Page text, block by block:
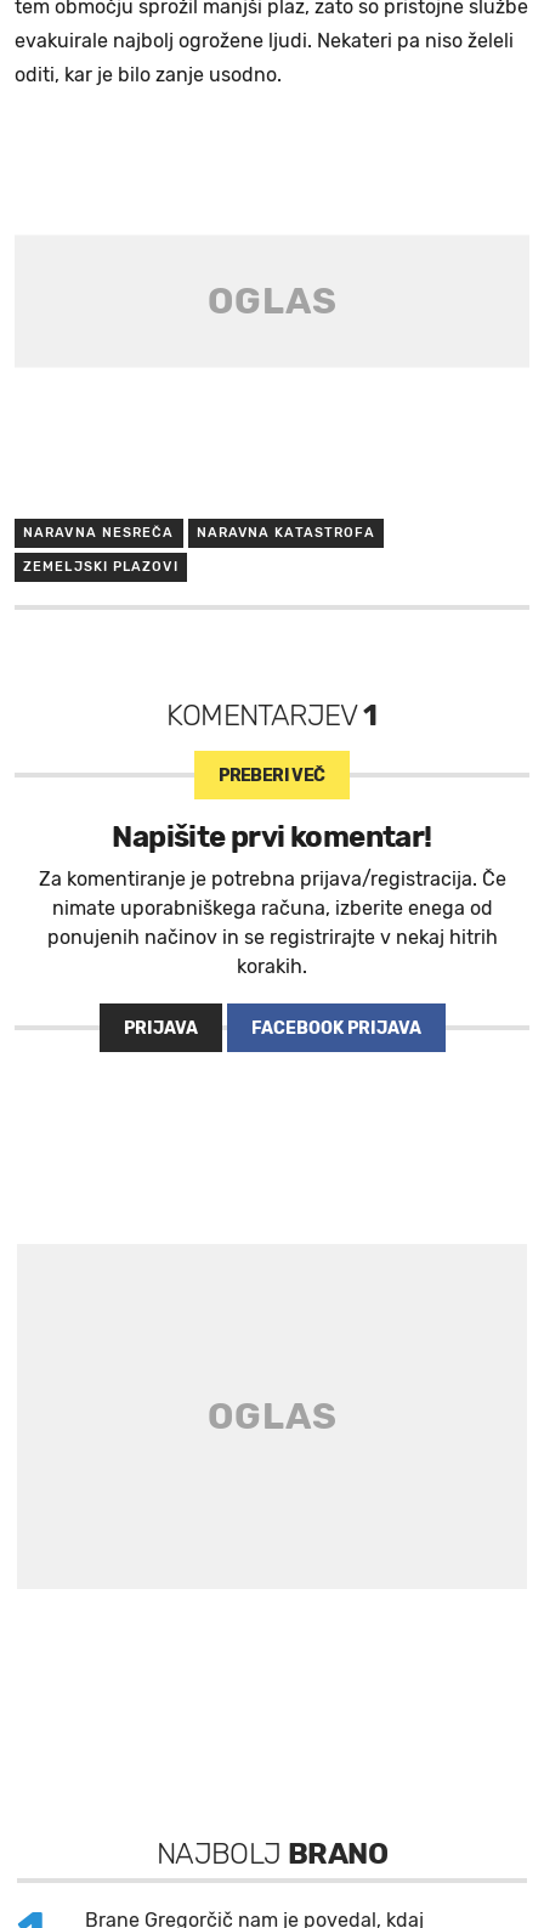
tem območju sprožil manjši plaz, zato so pristojne službe
evakuirale najbolj ogrožene ljudi. Nekateri pa niso želeli
oditi, kar je bilo zanje usodno.
NARAVNA NESREČA NARAVNA KATASTROFA
ZEMELJSKI PLAZOVI
KOMENTARJEV1
PREBERI VEČ
Napišite prvi komentar!
Za komentiranje je potrebna prijava/registracija. Če
nimate uporabniškega računa, izberite enega od
ponujenih načinov in se registrirajte v nekaj hitrih
korakih.
PRIJAVA FACEBOOK PRIJAVA
NAJBOLJ BRANO
Brane Gregorčič nam je povedal, kdaj